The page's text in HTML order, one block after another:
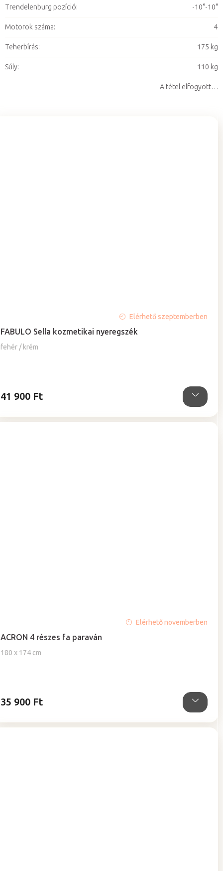
FABULO Sella kozmetikai nyeregszék
fehér / krém
átlagos
értékelése
Elérhető szeptemberben
41 900 Ft
ACRON 4 részes fa paraván
180 x 174 cm
átlagos
értékelése
Elérhető novemberben
35 900 Ft
Trendelenburg pozíció: -10°-10°
Motorok száma: 4
Teherbírás: 175 kg
Súly: 110 kg
A tétel elfogyott…